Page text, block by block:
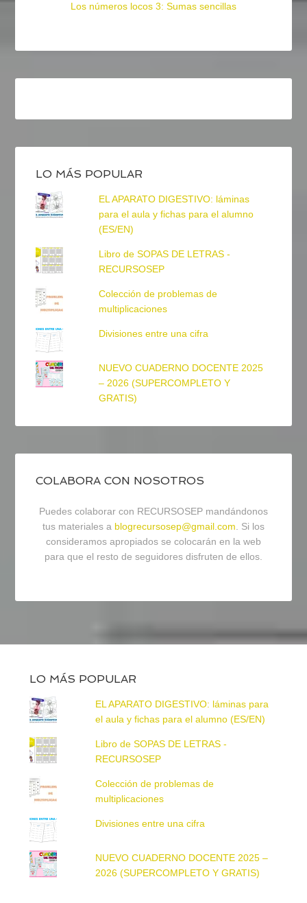
Los números locos 3: Sumas sencillas
LO MÁS POPULAR
EL APARATO DIGESTIVO: láminas
para el aula y fichas para el alumno
(ES/EN)
Libro de SOPAS DE LETRAS -
RECURSOSEP
Colección de problemas de
multiplicaciones
Divisiones entre una cifra
NUEVO CUADERNO DOCENTE 2025
– 2026 (SUPERCOMPLETO Y
GRATIS)
COLABORA CON NOSOTROS
Puedes colaborar con RECURSOSEP mandándonos
tus materiales a blogrecursosep@gmail.com. Si los
consideramos apropiados se colocarán en la web
para que el resto de seguidores disfruten de ellos.
LO MÁS POPULAR
EL APARATO DIGESTIVO: láminas para
el aula y fichas para el alumno (ES/EN)
Libro de SOPAS DE LETRAS -
RECURSOSEP
Colección de problemas de
multiplicaciones
Divisiones entre una cifra
NUEVO CUADERNO DOCENTE 2025 –
2026 (SUPERCOMPLETO Y GRATIS)